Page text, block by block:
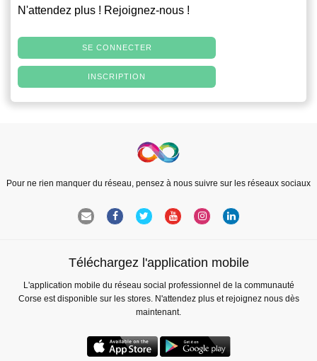
N'attendez plus ! Rejoignez-nous !
SE CONNECTER
INSCRIPTION
Pour ne rien manquer du réseau, pensez à nous suivre sur les réseaux sociaux
Téléchargez l'application mobile
L'application mobile du réseau social professionnel de la communauté
Corse est disponible sur les stores. N'attendez plus et rejoignez nous dès
maintenant.